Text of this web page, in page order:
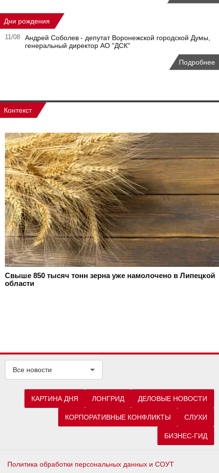
Дни рождения
11/08
Андрей Соболев - депутат Воронежской городской Думы,
генеральный директор АО "ДСК"
Подробнее
Контекст
Свыше 850 тысяч тонн зерна уже намолочено в Липецкой
области
Все новости
КАРТИНА ДНЯ ЛОНГРИД ДЕЛОВЫЕ НОВОСТИ
КОРПОРАТИВНЫЕ КОНФЛИКТЫ СЛУХИ
БИЗНЕС-ГИД
Политика обработки персональных данных и СОУТ